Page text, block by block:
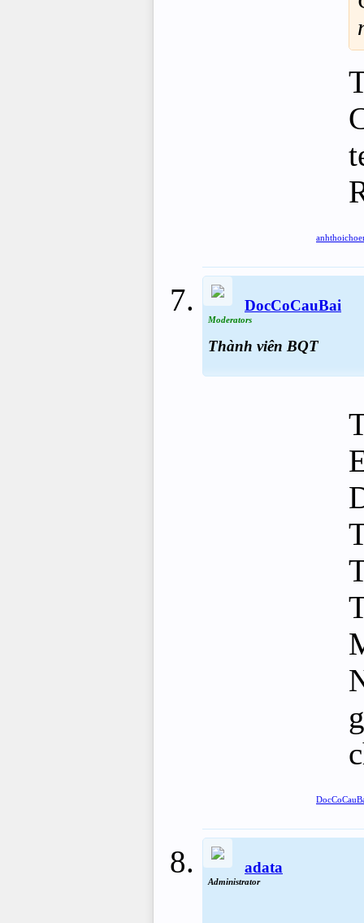
DocCoCauBai
Moderators
Thành viên BQT
adata
Administrator